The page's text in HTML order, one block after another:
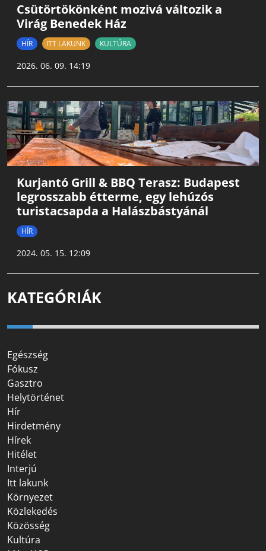
Csütörtökönként mozivá változik a
Virág Benedek Ház
HÍR ITT LAKUNK KULTÚRA
2026. 06. 09. 14:19
Kurjantó Grill & BBQ Terasz: Budapest
legrosszabb étterme, egy lehúzós
turistacsapda a Halászbástyánál
HÍR
2024. 05. 15. 12:09
KATEGÓRIÁK
Egészség
Fókusz
Gasztro
Helytörténet
Hír
Hirdetmény
Hírek
Hitélet
Interjú
Itt lakunk
Környezet
Közlekedés
Közösség
Kultúra